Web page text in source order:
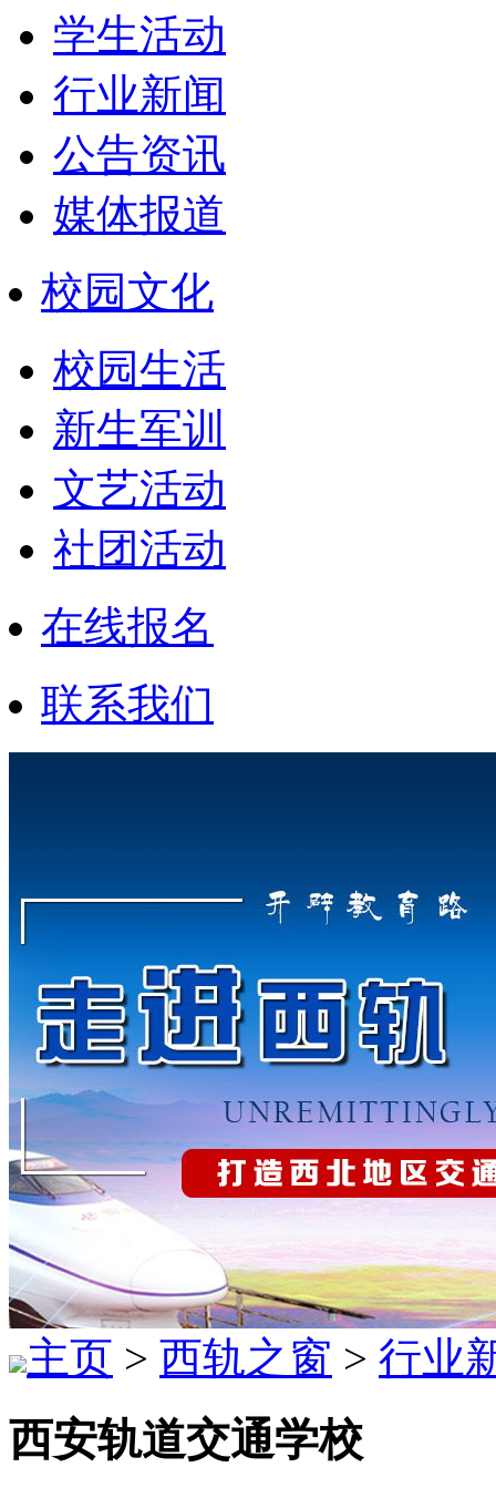
学生活动
行业新闻
公告资讯
媒体报道
校园文化
校园生活
新生军训
文艺活动
社团活动
在线报名
联系我们
主页 > 西轨之窗 > 行业
西安轨道交通学校